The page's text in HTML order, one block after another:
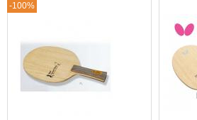
-100%